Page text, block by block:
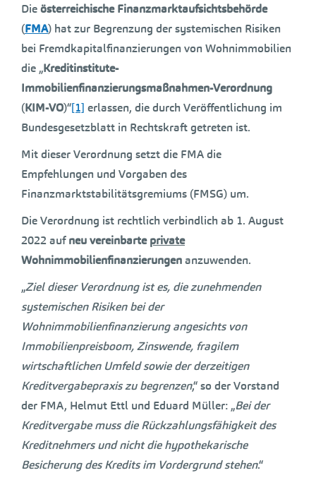
Dieösterreichische Finanzmarktaufsichtsbehörde
(FMA) hat zur Begrenzung der systemischen Risiken
bei Fremdkapitalfinanzierungen von Wohnimmobilien
die „Kreditinstitute-
Immobilienfinanzierungsmaßnahmen-Verordnung
(KIM-VO)“[1] erlassen, die durch Veröffentlichung im
Bundesgesetzblatt in Rechtskraft getreten ist.
Mit dieser Verordnung setzt die FMA die
Empfehlungen und Vorgaben des
Finanzmarktstabilitätsgremiums (FMSG) um.
Die Verordnung ist rechtlich verbindlich ab 1. August
2022 aufneu vereinbarteprivate
Wohnimmobilienfinanzierungenanzuwenden.
„Ziel dieser Verordnung ist es, die zunehmenden
systemischen Risiken bei der
Wohnimmobilienfinanzierung angesichts von
Immobilienpreisboom, Zinswende, fragilem
wirtschaftlichen Umfeld sowie der derzeitigen
Kreditvergabepraxis zu begrenzen,“ so der Vorstand
der FMA, Helmut Ettl und Eduard Müller: „Bei der
Kreditvergabe muss die Rückzahlungsfähigkeit des
Kreditnehmers und nicht die hypothekarische
Besicherung des Kredits im Vordergrund stehen.“